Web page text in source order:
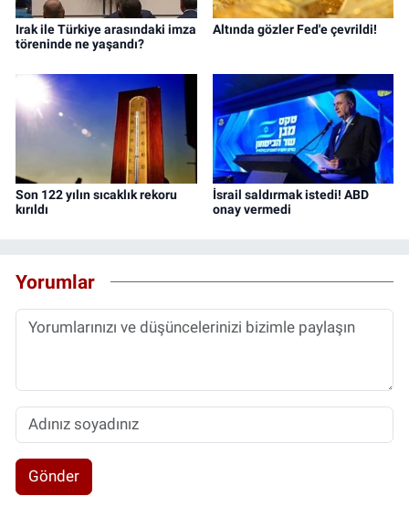
Irak ile Türkiye arasındaki imza
töreninde ne yaşandı?
Altında gözler Fed'e çevrildi!
Son 122 yılın sıcaklık rekoru
kırıldı
İsrail saldırmak istedi! ABD
onay vermedi
Yorumlar
Gönder